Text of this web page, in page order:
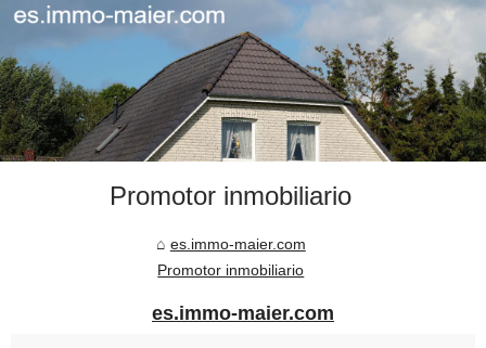
Promotor inmobiliario
es.immo-maier.com
Promotor inmobiliario
es.immo-maier.com